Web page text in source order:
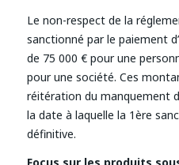
Le non-respect de la
sanctionné par le paiement
de 75 000 € pour une
pour une société. Ces
réitération du manquement
la date à laquelle la 1ère
définitive.
Focus sur les produits